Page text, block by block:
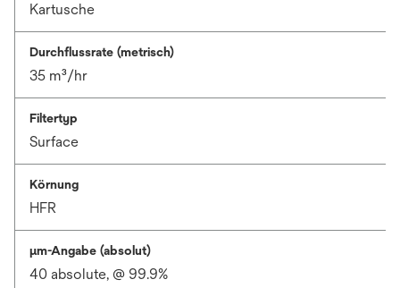
Kartusche
Durchflussrate (metrisch)
35 m³/hr
Filtertyp
Surface
Körnung
HFR
μm-Angabe (absolut)
40 absolute, @ 99.9%